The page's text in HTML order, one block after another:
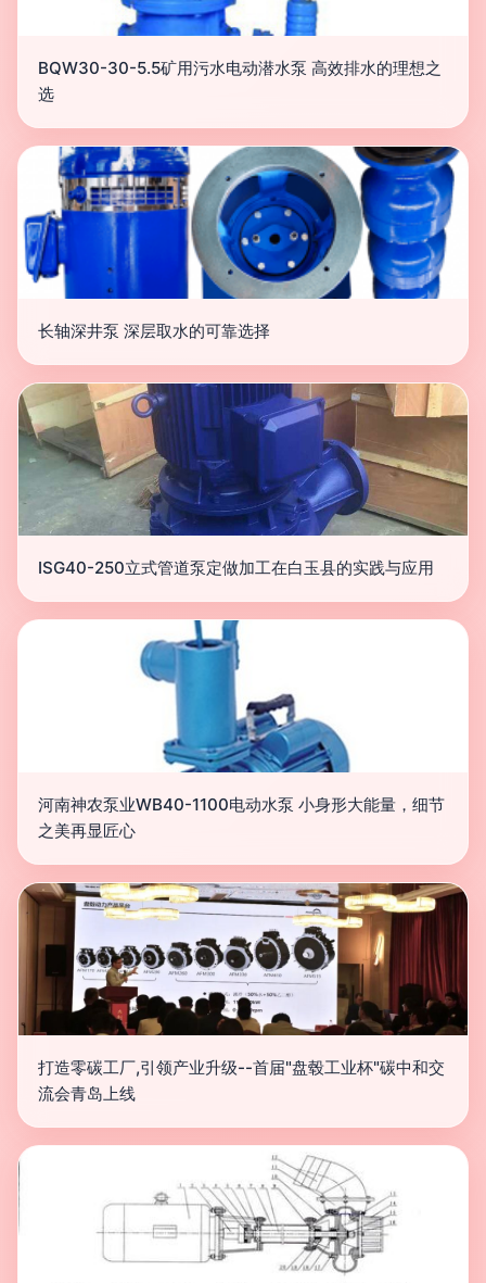
BQW30-30-5.5矿用污水电动潜水泵 高效排水的理想之
选
长轴深井泵 深层取水的可靠选择
ISG40-250立式管道泵定做加工在白玉县的实践与应用
河南神农泵业WB40-1100电动水泵 小身形大能量，细节
之美再显匠心
打造零碳工厂,引领产业升级--首届"盘毂工业杯"碳中和交
流会青岛上线